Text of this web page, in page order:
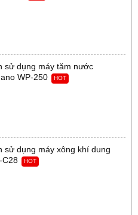
sử dụng máy tăm nước
WP-250
HOT
sử dụng máy xông khí dung
C28
HOT